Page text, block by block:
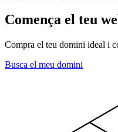
Comença el teu
Compra el teu domini ideal i
Busca el meu domini